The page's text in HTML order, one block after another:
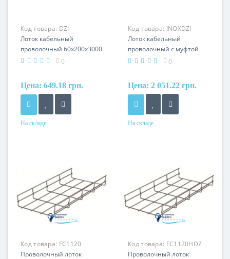
Код товара: DZI-
60X200_VEZ
Лоток кабельный
проволочный 60x200x3000
Kopos DZI 60X200_VEZ
0
Цена: 649.18 грн.
На складе
Код товара: INOXDZI-
60X200_VIX
Лоток кабельный
проволочный с муфтой
60x200x3000 Kopos
0
Цена: 2 051.22 грн.
На складе
Код товара: FC1120
Проволочный лоток
Код товара: FC1120HDZ
Проволочный лоток